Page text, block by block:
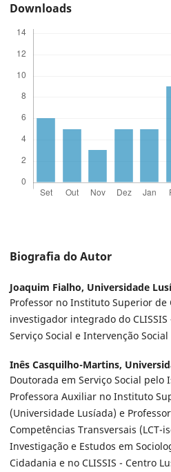
Downloads
Biografia do Autor
Joaquim Fialho, Universidade
Professor no Instituto Superior de
investigador integrado do
Serviço Social e Intervenção
Inês Casquilho-Martins,
Doutorada em Serviço Social
Professora Auxiliar no Instituto
(Universidade Lusíada) e
Competências Transversais
Investigação e Estudos em
Cidadania e no CLISSIS - Centro